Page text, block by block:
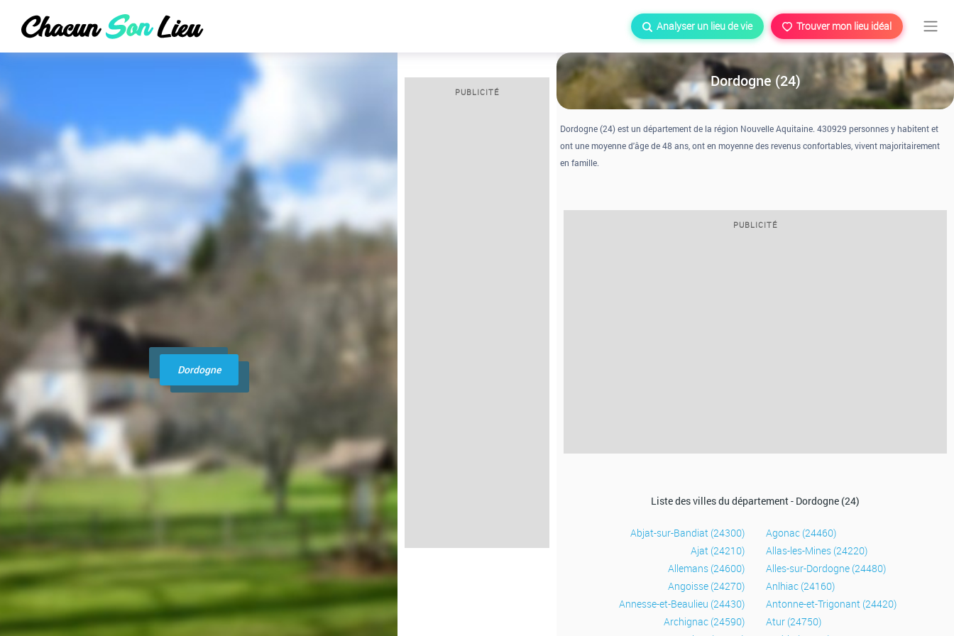
Analyser un lieu de vie Trouver mon lieu idéal
PUBLICITÉ
Dordogne (24)
Dordogne (24) est un département de la région Nouvelle Aquitaine. 430929 personnes y habitent et
ont une moyenne d'âge de 48 ans, ont en moyenne des revenus confortables, vivent majoritairement
en famille.
PUBLICITÉ
Liste des villes du département - Dordogne (24)
Abjat-sur-Bandiat (24300)
Agonac (24460)
Ajat (24210)
Allas-les-Mines (24220)
Allemans (24600)
Alles-sur-Dordogne (24480)
Angoisse (24270)
Anlhiac (24160)
Annesse-et-Beaulieu (24430)
Antonne-et-Trigonant (24420)
Archignac (24590)
Atur (24750)